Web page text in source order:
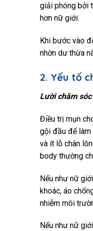
giải phóng bởi
hơn nữ giới.
Khi bước vào
nhờn dư thừa
2. Yếu tố
Lười chăm
Điều trị mụn
gội đầu để làm
và ít lỗ chân
body thường
Nếu như nữ
khoác, áo
nhiễm môi
Nếu như nữ